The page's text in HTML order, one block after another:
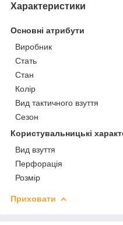
Характеристики
Основні атрибути
Виробник
Стать
Стан
Колір
Вид тактичного взуття
Сезон
Користувальницькі
Вид взуття
Перфорація
Розмір
Приховати